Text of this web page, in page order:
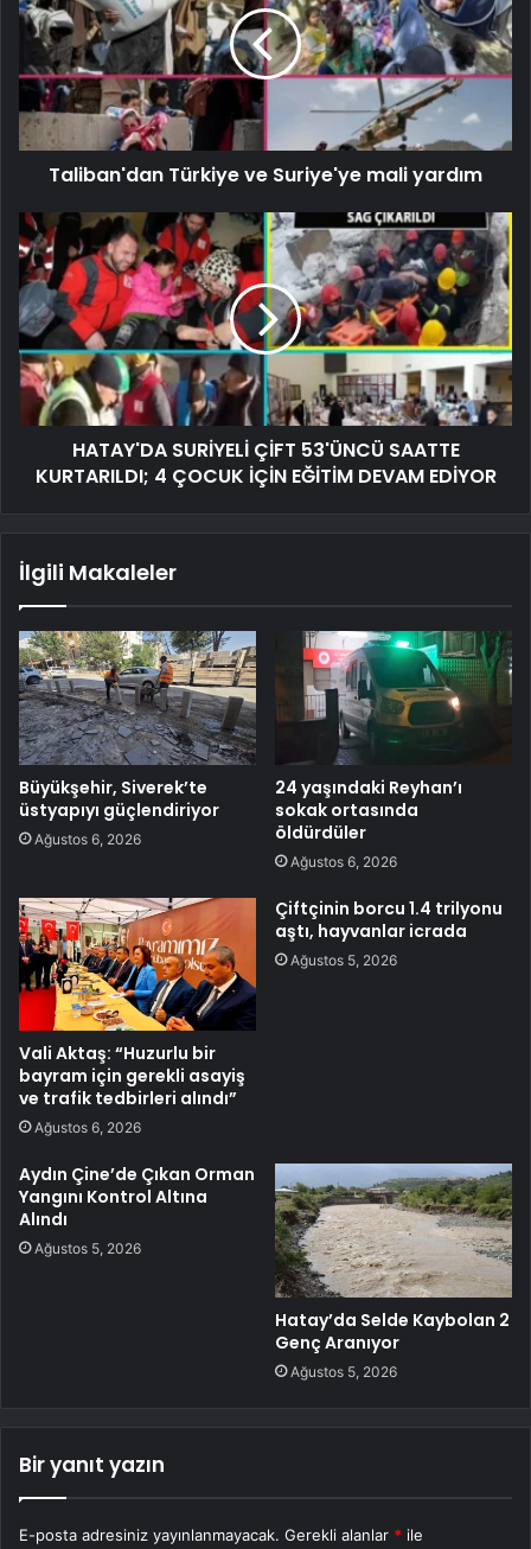
Taliban'dan Türkiye ve Suriye'ye mali yardım
HATAY'DA SURİYELİ ÇİFT 53'ÜNCÜ SAATTE
KURTARILDI; 4 ÇOCUK İÇİN EĞİTİM DEVAM EDİYOR
İlgili Makaleler
Büyükşehir, Siverek’te
üstyapıyı güçlendiriyor
Ağustos 6, 2026
24 yaşındaki Reyhan’ı
sokak ortasında
öldürdüler
Ağustos 6, 2026
Vali Aktaş: “Huzurlu bir
bayram için gerekli asayiş
ve trafik tedbirleri alındı”
Ağustos 6, 2026
Çiftçinin borcu 1.4 trilyonu
aştı, hayvanlar icrada
Ağustos 5, 2026
Aydın Çine’de Çıkan Orman
Yangını Kontrol Altına
Alındı
Ağustos 5, 2026
Hatay’da Selde Kaybolan 2
Genç Aranıyor
Ağustos 5, 2026
Bir yanıt yazın
E-posta adresiniz yayınlanmayacak. Gerekli alanlar * ile